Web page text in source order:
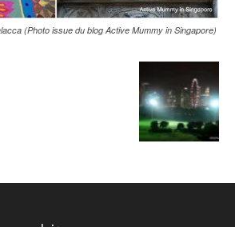
(Photo issue du blog Active Mummy in Singapore)